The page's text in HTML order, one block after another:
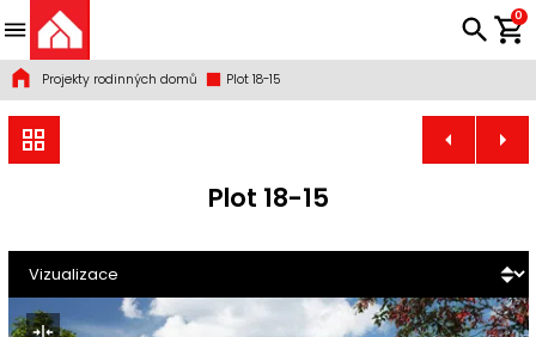
0
Projekty rodinných domů Plot 18-15
Plot 18-15